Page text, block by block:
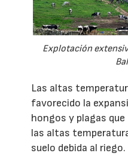
Explotación
Las altas
favorecido la
hongos y plagas
las altas
suelo debida al